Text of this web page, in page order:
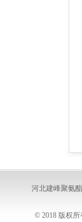
河北建峰聚氨
© 2018 版权